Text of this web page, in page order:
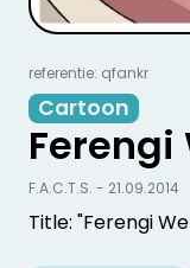
referentie: qfankr
Cartoon
Ferengi
Title: "Ferengi
F.A.C.T.S. - 21.09.2014